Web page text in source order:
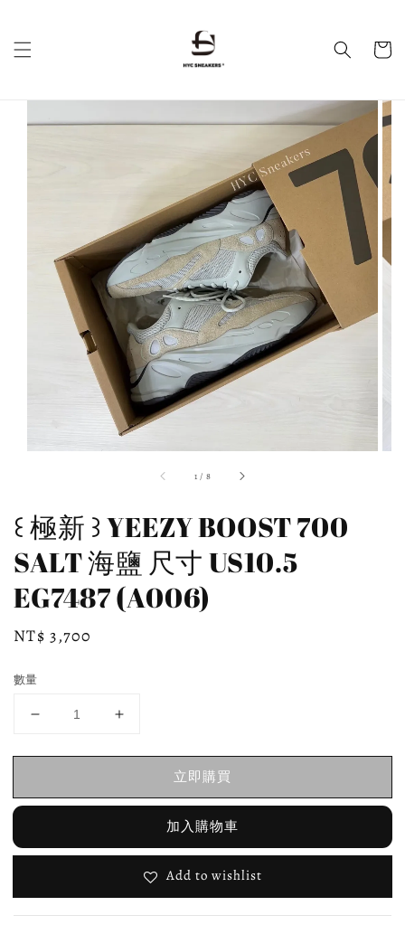
1 / 8
꒰ 極新 ꒱ YEEZY BOOST 700
SALT 海鹽 尺寸 US10.5
EG7487 (A006)
Regular
NT$ 3,700
數量
立即購買
加入購物車
Add to wishlist